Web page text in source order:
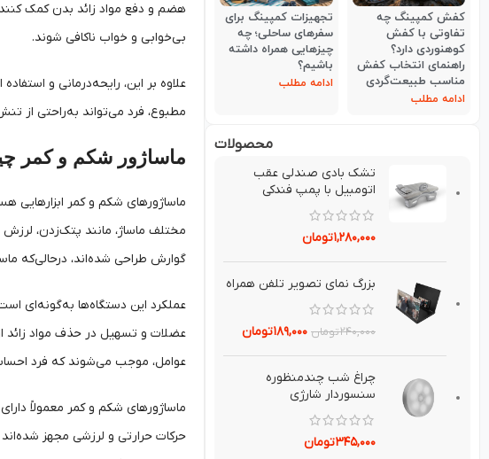
کفش کمپینگ چه
تفاوتی با کفش
کوهنوردی دارد؟
راهنمای انتخاب کفش
مناسب طبیعت‌گردی
ادامه مطلب
تجهیزات کمپینگ برای
سفرهای ساحلی؛ چه
چیزهایی همراه داشته
باشیم؟
ادامه مطلب
محصولات
تشك بادي صندلي عقب
اتومبيل با پمپ فندکی
۱,۲۸۰,۰۰۰تومان
بزرگ نماي تصوير تلفن همراه
۲۴۰,۰۰۰تومان ۱۸۹,۰۰۰تومان
چراغ شب چندمنظوره
سنسوردار شارژي
۳۴۵,۰۰۰تومان
هضم و دفع مواد زائد بدن کمک
بی‌خوابی و خواب ناکافی شوند.
علاوه بر این، رایحه‌درمانی و
مطبوع، فرد می‌تواند به‌راحتی از
ماساژور شکم و کمر
ماساژورهای شکم و کمر
مختلف ماساژ، مانند پتک‌زدن،
گوارش طراحی شده‌اند، درحالی‌که
عملکرد این دستگاه‌ها به‌گونه‌ای
عضلات و تسهیل در حذف مواد
عوامل، موجب می‌شوند که فرد
ماساژورهای شکم و کمر معمولاً
حرکات حرارتی و لرزشی مجهز